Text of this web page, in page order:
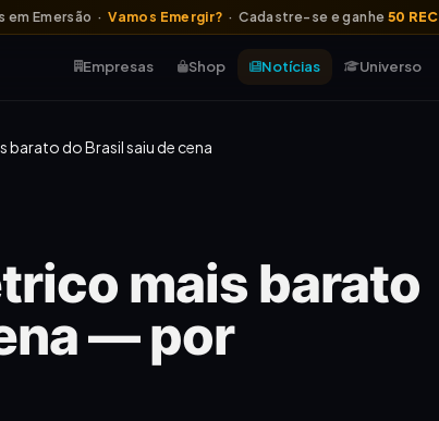
em Emersão ·Vamos Emergir? · Cadastre-se e ganhe50 REC
Empresas Shop Notícias Universo
barato do Brasil saiu de cena
mais barato
— por